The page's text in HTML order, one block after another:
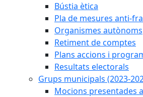
Bústia ètica
Pla de mesures anti-
Organismes autònoms
Retiment de comptes
Plans accions i
Resultats electorals
Grups municipals (2023-
Mocions presentades